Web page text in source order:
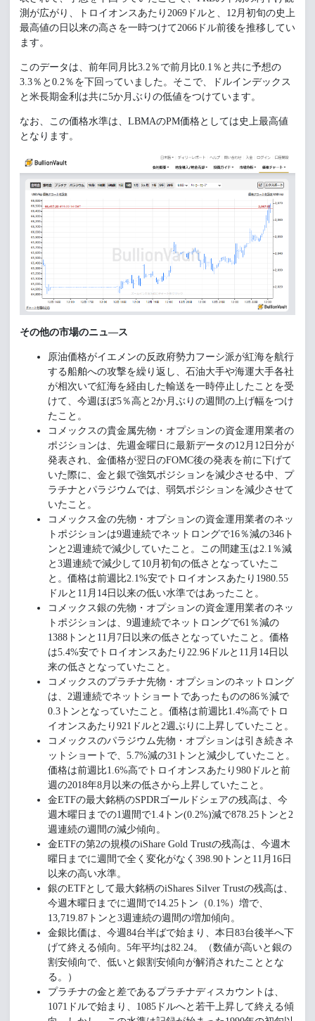
測が広がり、トロイオンスあたり2069ドルと、12月初旬の史上
最高値の日以来の高さを一時つけて2066ドル前後を推移してい
ます。
このデータは、前年同月比3.2％で前月比0.1％と共に予想の
3.3％と0.2％を下回っていました。そこで、ドルインデックス
と米長期金利は共に5か月ぶりの低値をつけています。
なお、この価格水準は、LBMAのPM価格としては史上最高値
となります。
その他の市場のニュ―ス
原油価格がイエメンの反政府勢力フーシ派が紅海を航行
する船舶への攻撃を繰り返し、石油大手や海運大手各社
が相次いで紅海を経由した輸送を一時停止したことを受
けて、今週ほぼ5％高と2か月ぶりの週間の上げ幅をつけ
たこと。
コメックスの貴金属先物・オプションの資金運用業者の
ポジションは、先週金曜日に最新データの12月12日分が
発表され、金価格が翌日のFOMC後の発表を前に下げて
いた際に、金と銀で強気ポジションを減少させる中、プ
ラチナとパラジウムでは、弱気ポジションを減少させて
いたこと。
コメックス金の先物・オプションの資金運用業者のネッ
トポジションは9週連続でネットロングで16％減の346ト
ンと2週連続で減少していたこと。この間建玉は2.1％減
と3週連続で減少して10月初旬の低さとなっていたこ
と。価格は前週比2.1%安でトロイオンスあたり1980.55
ドルと11月14日以来の低い水準ではあったこと。
コメックス銀の先物・オプションの資金運用業者のネッ
トポジションは、9週連続でネットロングで61％減の
1388トンと11月7日以来の低さとなっていたこと。価格
は5.4%安でトロイオンスあたり22.96ドルと11月14日以
来の低さとなっていたこと。
コメックスのプラチナ先物・オプションのネットロング
は、2週連続でネットショートであったものの86％減で
0.3トンとなっていたこと。価格は前週比1.4%高でトロ
イオンスあたり921ドルと2週ぶりに上昇していたこと。
コメックスのパラジウム先物・オプションは引き続きネ
ットショートで、5.7%減の31トンと減少していたこと。
価格は前週比1.6%高でトロイオンスあたり980ドルと前
週の2018年8月以来の低さから上昇していたこと。
金ETFの最大銘柄のSPDRゴールドシェアの残高は、今
週木曜日までの1週間で1.4トン(0.2%)減で878.25トンと2
週連続の週間の減少傾向。
金ETFの第2の規模のiShare Gold Trustの残高は、今週木
曜日までに週間で全く変化がなく398.90トンと11月16日
以来の高い水準。
銀のETFとして最大銘柄のiShares Silver Trustの残高は、
今週木曜日までに週間で14.25トン（0.1%）増で、
13,719.87トンと3週連続の週間の増加傾向。
金銀比価は、今週84台半ばで始まり、本日83台後半へ下
げて終える傾向。5年平均は82.24。（数値が高いと銀の
割安傾向で、低いと銀割安傾向が解消されたこととな
る。）
プラチナの金と差であるプラチナディスカウントは、
1071ドルで始まり、1085ドルへと若干上昇して終える傾